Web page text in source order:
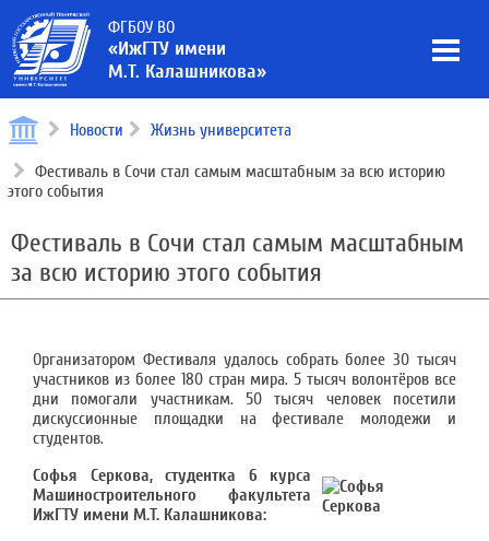
ФГБОУ ВО
«ИжГТУ имени
М.Т. Калашникова»
Новости Жизнь университета
Фестиваль в Сочи стал самым масштабным за всю историю
этого события
Фестиваль в Сочи стал самым масштабным
за всю историю этого события
Организатором Фестиваля удалось собрать более 30 тысяч
участников из более 180 стран мира. 5 тысяч волонтёров все
дни помогали участникам. 50 тысяч человек посетили
дискуссионные площадки на фестивале молодежи и
студентов.
Софья Серкова, студентка 6 курса
Машиностроительного факультета
ИжГТУ имени М.Т. Калашникова: